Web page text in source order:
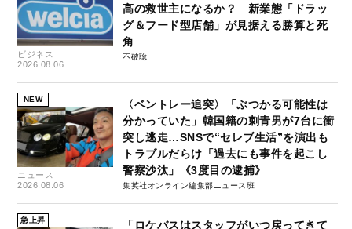
ビジネス
2026.08.06
高の救世主になるか？ 新業態「ドラッ
グ＆フード型店舗」が見据える勝算と死
角
不破聡
NEW
ニュース
2026.08.06
〈ベントレー追突〉「ぶつかる可能性は
分かっていた」韓国籍の刺青男が7台に衝
突し逃走…SNSで“セレブ生活”を演出も
トラブルだらけ「過去にも事件を起こし
警察沙汰」《3度目の逮捕》
集英社オンライン編集部ニュース班
急上昇
「ロケバスはスタッフがいつ戻ってきて